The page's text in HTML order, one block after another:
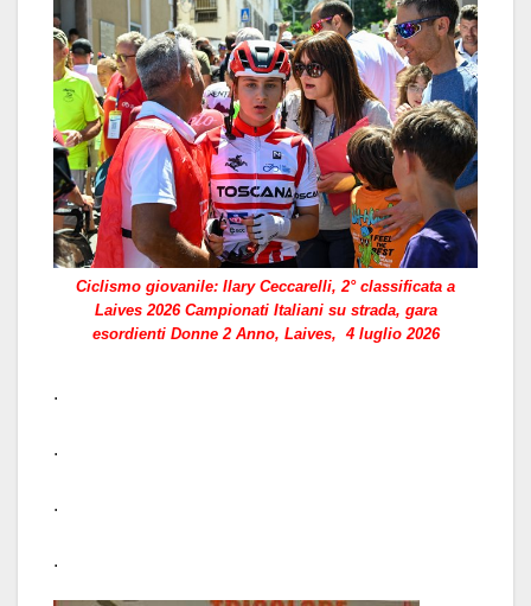
Ciclismo giovanile: Ilary Ceccarelli, 2° classificata a
Laives 2026 Campionati Italiani su strada, gara
esordienti Donne 2 Anno, Laives, 4 luglio 2026
.
.
.
.